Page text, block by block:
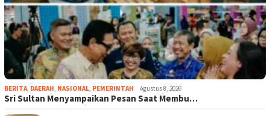
BERITA, DAERAH, NASIONAL, PEMERINTAH Agustus 8, 2026
Sri Sultan Menyampaikan Pesan Saat Membu…